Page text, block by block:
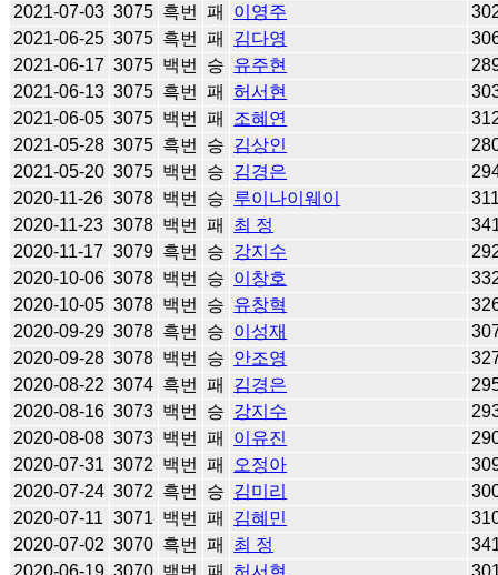
2021-07-03 3075 흑번 패 이영주
2021-06-25 3075 흑번 패 김다영
2021-06-17 3075 백번 승 유주현
2021-06-13 3075 흑번 패 허서현
2021-06-05 3075 백번 패 조혜연
2021-05-28 3075 흑번 승 김상인
2021-05-20 3075 백번 승 김경은
2020-11-26 3078 백번 승 루이나이웨이
2020-11-23 3078 백번 패 최 정
2020-11-17 3079 흑번 승 강지수
2020-10-06 3078 백번 승 이창호
2020-10-05 3078 백번 승 유창혁
2020-09-29 3078 흑번 승 이성재
2020-09-28 3078 백번 승 안조영
2020-08-22 3074 흑번 패 김경은
2020-08-16 3073 백번 승 강지수
2020-08-08 3073 백번 패 이유진
2020-07-31 3072 백번 패 오정아
2020-07-24 3072 흑번 승 김미리
2020-07-11 3071 백번 패 김혜민
2020-07-02 3070 흑번 패 최 정
2020-06-19 3070 백번 패 허서현